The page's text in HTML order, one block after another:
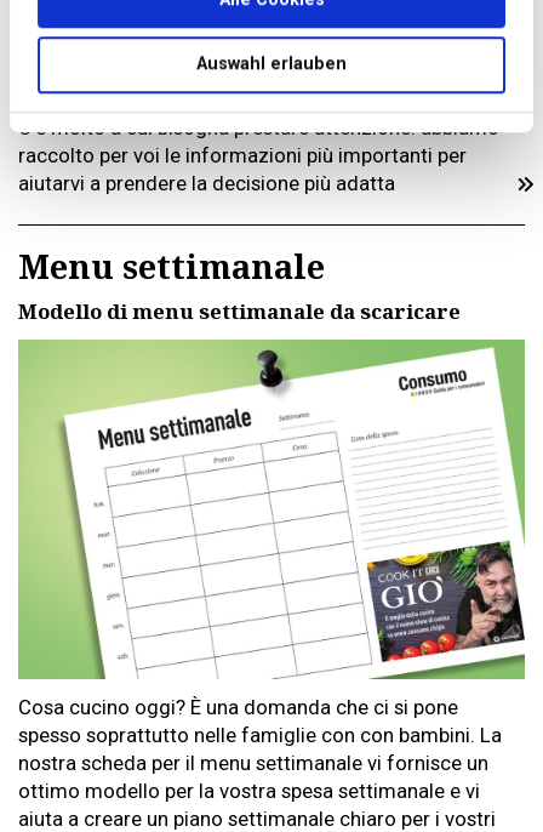
Auswahl erlauben
C’è molto a cui bisogna prestare attenzione: abbiamo
raccolto per voi le informazioni più importanti per
aiutarvi a prendere la decisione più adatta
Menu settimanale
Modello di menu settimanale da scaricare
Cosa cucino oggi? È una domanda che ci si pone
spesso soprattutto nelle famiglie con con bambini. La
nostra scheda per il menu settimanale vi fornisce un
ottimo modello per la vostra spesa settimanale e vi
aiuta a creare un piano settimanale chiaro per i vostri